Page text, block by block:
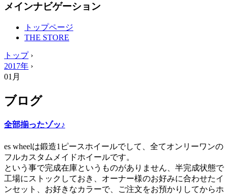
メインナビゲーション
トップページ
THE STORE
トップ›
2017年 ›
01月
ブログ
全部揃ったゾッ♪
es wheelは鍛造1ピースホイールでして、全てオンリーワンの
フルカスタムメイドホイールです。
という事で完成在庫というものがありません、半完成状態で
工場にストックしておき、オーナー様のお好みに合わせたイ
ンセット、お好きなカラーで、ご注文をお預かりしてからホ